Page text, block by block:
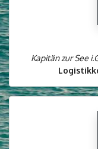
Kapitän zur See i.G.